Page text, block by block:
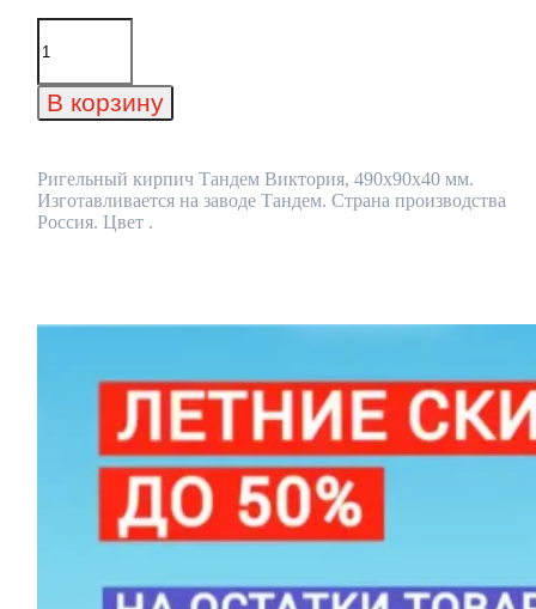
Количество
товара
кирпич
Тандем
мм
В корзину
Ригельный кирпич Тандем Виктория, 490x90x40 мм.
Изготавливается на заводе Тандем. Страна производства
Россия. Цвет .